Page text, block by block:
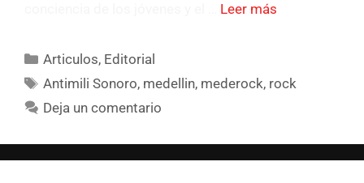
Leer más
Articulos, Editorial
Antimili Sonoro, medellin, mederock, rock
Deja un comentario